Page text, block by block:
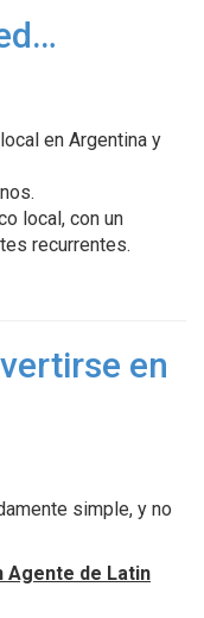
en Argentina y
local, con un
recurrentes.
en
simple, y no
de Latin